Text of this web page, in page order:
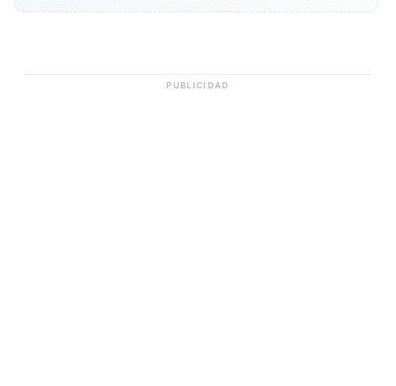
PUBLICIDAD